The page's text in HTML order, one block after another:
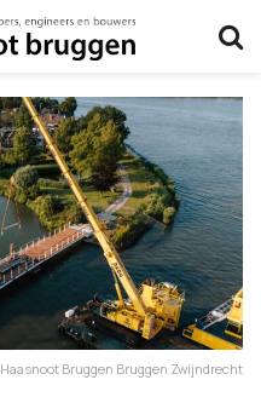
Haasnoot Bruggen Bruggen Zwijndrecht